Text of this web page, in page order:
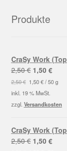
Produkte
CraSy Work
2,50€
Preis
war:
2,50 €
1,50 €
Preis
1,50
2,50€ 1,50€/50 g
inkl. 19 % MwSt.
zzgl. Versandkosten
CraSy Work
2,50€ 1,50 €